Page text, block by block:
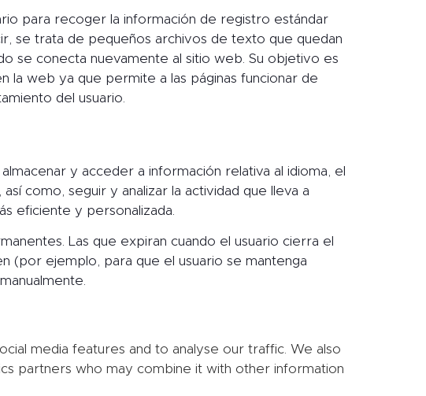
para recoger la información de registro estándar
se trata de pequeños archivos de texto que quedan
se conecta nuevamente al sitio web. Su objetivo es
la web ya que permite a las páginas funcionar de
del usuario.
y acceder a información relativa al idioma, el
como, seguir y analizar la actividad que lleva a
eficiente y personalizada.
Las que expiran cuando el usuario cierra el
(por ejemplo, para que el usuario se mantenga
media features and to analyse our traffic. We also
partners who may combine it with other information